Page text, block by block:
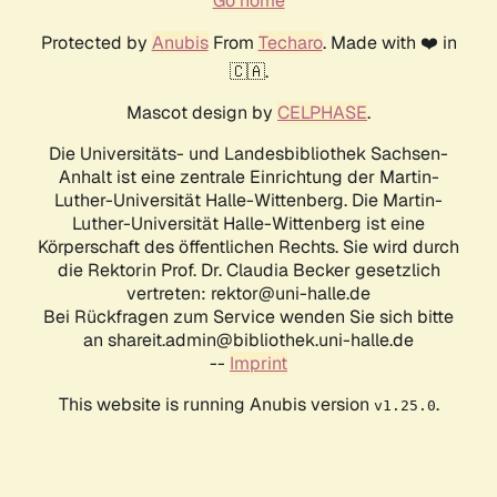
Protected by AnubisFrom Techaro. Made with ❤️ in
🇨🇦.
Mascot design by CELPHASE.
Die Universitäts- und Landesbibliothek Sachsen-
Anhalt ist eine zentrale Einrichtung der Martin-
Luther-Universität Halle-Wittenberg. Die Martin-
Luther-Universität Halle-Wittenberg ist eine
Körperschaft des öffentlichen Rechts. Sie wird durch
die Rektorin Prof. Dr. Claudia Becker gesetzlich
vertreten: rektor@uni-halle.de
Bei Rückfragen zum Service wenden Sie sich bitte
an shareit.admin@bibliothek.uni-halle.de
-- Imprint
This website is running Anubis version v1.25.0.